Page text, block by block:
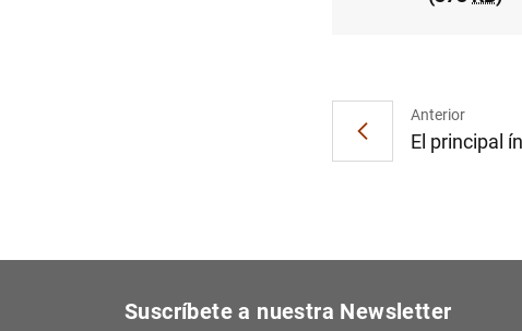
Anterior
El principal
Suscríbete a nuestra Newsletter